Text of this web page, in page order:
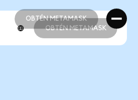
OBTÉN METAMASK
OBTÉN METAMASK
OBTÉN METAMASK